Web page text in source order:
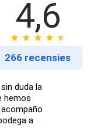
4,6
266 recensies
duda la
hemos
a